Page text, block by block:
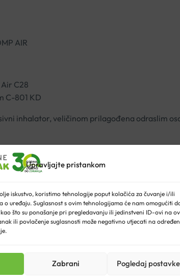
Upravljajte pristankom
iskustvo, koristimo tehnologije poput kolačića za čuvanje i/ili
o uređaju. Suglasnost s ovim tehnologijama će nam omogućiti
što su ponašanje pri pregledavanju ili jedinstveni ID-ovi na
ili povlačenje suglasnosti može negativno utjecati na
Zabrani Pogledaj postavke
AIR
C28
C-801 KD
inhalator, veličinom prilagođena odraslim